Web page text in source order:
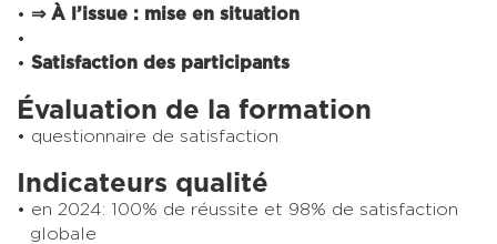
⇒ À l’issue : mise en situation
Satisfaction des participants
Évaluation de la formation
questionnaire de satisfaction
Indicateurs qualité
en 2024: 100% de réussite et 98% de satisfaction
globale